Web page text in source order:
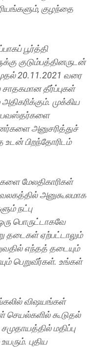
குழந்தை
பூர்த்தி
குடும்பத்தினருடன்
20.11.2021 வரை
தீர்ப்புகள்
முக்கிய
அனுசரித்துச்
பிறந்தோரிடம்
மேலதிகாரிகள்
அனுகூலமாக
நட்பு
பொருட்டாகவே
தடைகள் ஏற்பட்டாலும்
எந்தத் தடையும்
பெறுவீர்கள். உங்கள்
விஷயங்கள்
செயல்களில் கூடுதல்
மதிப்பு
புதிய